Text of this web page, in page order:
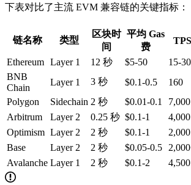
下表对比了主流 EVM 兼容链的关键指标：
链名称 类型
区块时
间
平均 Gas
费
TPS
Ethereum Layer 1 12 秒 $5-50 15-30
BNB
Chain
Layer 1 3 秒 $0.1-0.5 160
Polygon
Sidechain 2 秒 $0.01-0.1 7,000
Arbitrum
Layer 2 0.25 秒 $0.1-1 4,000
Optimism Layer 2 2 秒 $0.1-1 2,000
Base
Layer 2 2 秒 $0.05-0.5
Avalanche Layer 1 2 秒 $0.1-2 4,500